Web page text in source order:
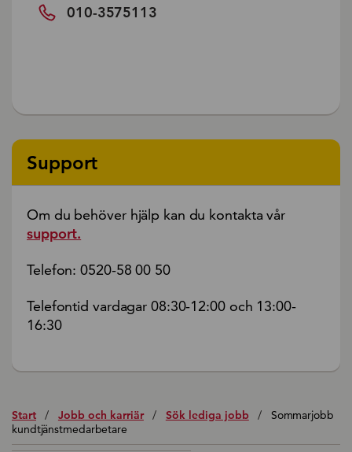
010-3575113
Support
Om du behöver hjälp kan du kontakta vår
support.
Telefon: 0520-58 00 50
Telefontid vardagar 08:30-12:00 och 13:00-
16:30
Start / Jobb och karriär / Sök lediga jobb /
Sommarjobb
kundtjänstmedarbetare